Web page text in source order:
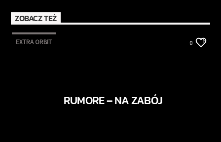
ZOBACZ TEŻ
EXTRA ORBIT 0
RUMORE – NA ZABÓJ